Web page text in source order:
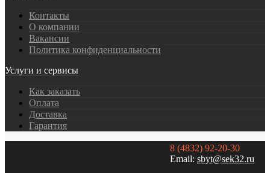
Контакты
О компании
Вакансии
Политика конфиденциальности
Услуги и сервисы
Как заказать
Оплата
Доставка
Гарантия
8 (4832) 92-20-30
Email: sbyt@sek32.ru